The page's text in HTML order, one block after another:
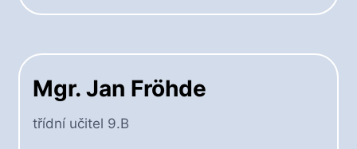
Mgr. Jan Fröhde
třídní učitel 9.B